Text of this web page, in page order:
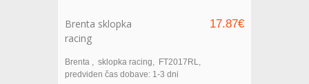
Brenta sklopka
racing
17.87€
Brenta sklopka racing
FT2017RL
predviden čas dobave: 1-3 dni